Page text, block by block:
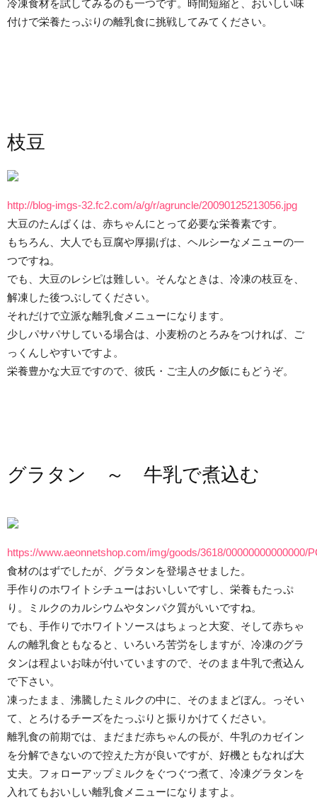
冷凍食材を試してみるのも一つです。時間短縮と、おいしい味
付けで栄養たっぷりの離乳食に挑戦してみてください。
枝豆
http://blog-imgs-32.fc2.com/a/g/r/agruncle/20090125213056.jpg
大豆のたんぱくは、赤ちゃんにとって必要な栄養素です。
もちろん、大人でも豆腐や厚揚げは、ヘルシーなメニューの一
つですね。
でも、大豆のレシピは難しい。そんなときは、冷凍の枝豆を、
解凍した後つぶしてください。
それだけで立派な離乳食メニューになります。
少しパサパサしている場合は、小麦粉のとろみをつければ、ご
っくんしやすいですよ。
栄養豊かな大豆ですので、彼氏・ご主人の夕飯にもどうぞ。
グラタン ～ 牛乳で煮込む
https://www.aeonnetshop.com/img/goods/3618/00000000000000/
食材のはずでしたが、グラタンを登場させました。
手作りのホワイトシチューはおいしいですし、栄養もたっぷ
り。ミルクのカルシウムやタンパク質がいいですね。
でも、手作りでホワイトソースはちょっと大変、そして赤ちゃ
んの離乳食ともなると、いろいろ苦労をしますが、冷凍のグラ
タンは程よいお味が付いていますので、そのまま牛乳で煮込ん
で下さい。
凍ったまま、沸騰したミルクの中に、そのままどぼん。っそい
て、とろけるチーズをたっぷりと振りかけてください。
離乳食の前期では、まだまだ赤ちゃんの長が、牛乳のカゼイン
を分解できないので控えた方が良いですが、好機ともなれば大
丈夫。フォローアップミルクをぐつぐつ煮て、冷凍グラタンを
入れてもおいしい離乳食メニューになりますよ。